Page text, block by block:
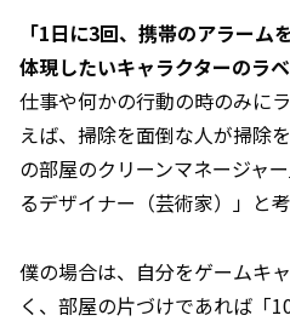
「1日に3回、携帯のアラー
体現したいキャラクターのラベ
仕事や何かの行動の時のみに
えば、掃除を面倒な人が掃除
の部屋のクリーンマネージャ
るデザイナー（芸術家）」と考
僕の場合は、自分をゲームキ
く、部屋の片づけであれば「